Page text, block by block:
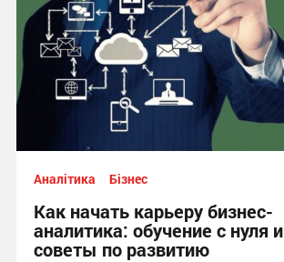
Аналітика Бізнес
Как начать карьеру бизнес-
аналитика: обучение с нуля и
советы по развитию